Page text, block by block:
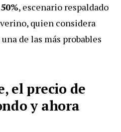
, escenario respaldado
quien considera
de las más probables
el precio de
y ahora